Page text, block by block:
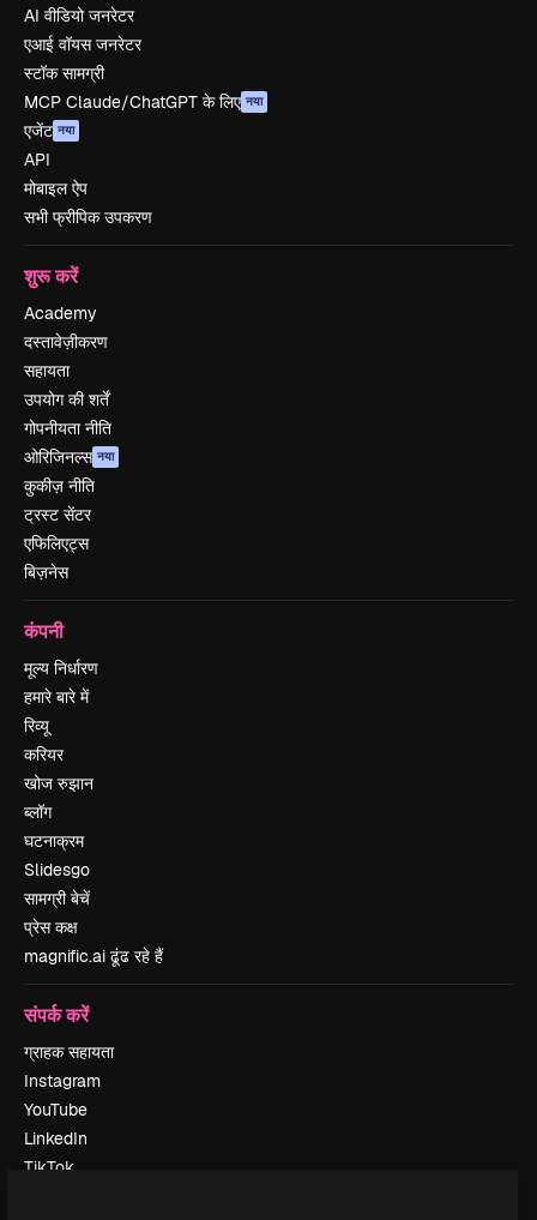
AI वीडियो जनरेटर
एआई वॉयस जनरेटर
स्टॉक सामग्री
MCP Claude/ChatGPT के लिए नया
एजेंट नया
API
मोबाइल ऐप
सभी फ्रीपिक उपकरण
शुरू करें
Academy
दस्तावेज़ीकरण
सहायता
उपयोग की शर्तें
गोपनीयता नीति
ओरिजिनल्स नया
कुकीज़ नीति
ट्रस्ट सेंटर
एफिलिएट्स
बिज़नेस
कंपनी
मूल्य निर्धारण
हमारे बारे में
रिव्यू
करियर
खोज रुझान
ब्लॉग
घटनाक्रम
Slidesgo
सामग्री बेचें
प्रेस कक्ष
magnific.ai ढूंढ रहे हैं
संपर्क करें
ग्राहक सहायता
Instagram
YouTube
LinkedIn
TikTok